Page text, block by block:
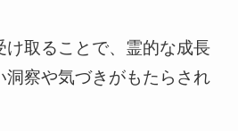
け取ることで、霊的な成長
洞察や気づきがもたらされ